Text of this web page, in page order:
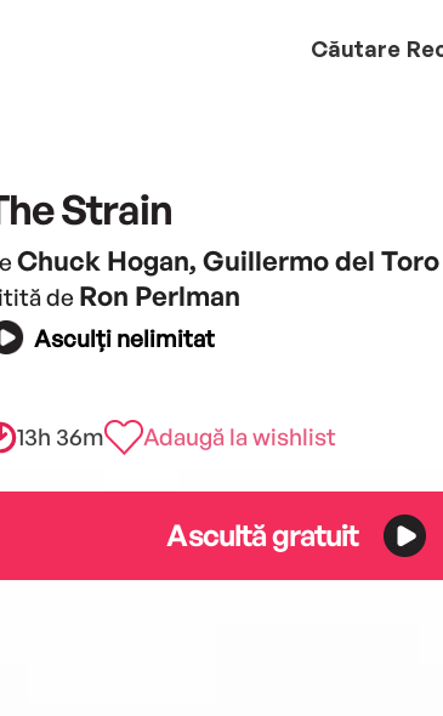
Căutare
Strain
Chuck Hogan, Guillermo del Toro
de Ron Perlman
Asculți nelimitat
13h 36m Adaugă la wishlist
Ascultă gratuit